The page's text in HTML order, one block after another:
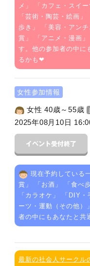
メ 」 「 カフェ・スイー
「 芸術・陶芸・絵画 」
歩き 」 「 美容・アン
賞 」 「 アニメ・漫画
す。他の参加者の中に
るかも❤
女性参加情報
女性 40歳～55歳
2025年08月10日
現在予約している
賞 」 「 お酒 」 「 食べ
「 カラオケ 」 「 DIY・
ーツ・運動（その他）
者の中にもあなたと共
最新の社会人サークル